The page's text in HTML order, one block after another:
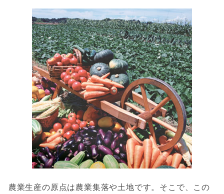
農業生産の原点は農業集落や土地です。そこで、この